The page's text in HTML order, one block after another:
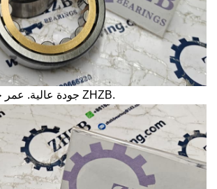
جودة عالية. عمر خدمة طويل. محمل ZHZB.